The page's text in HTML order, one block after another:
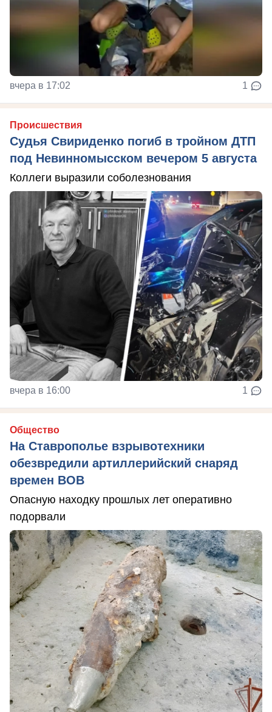
вчера в 17:02 1
Происшествия
Судья Свириденко погиб в тройном ДТП
под Невинномысском вечером 5 августа
Коллеги выразили соболезнования
вчера в 16:00 1
Общество
На Ставрополье взрывотехники
обезвредили артиллерийский снаряд
времен ВОВ
Опасную находку прошлых лет оперативно
подорвали